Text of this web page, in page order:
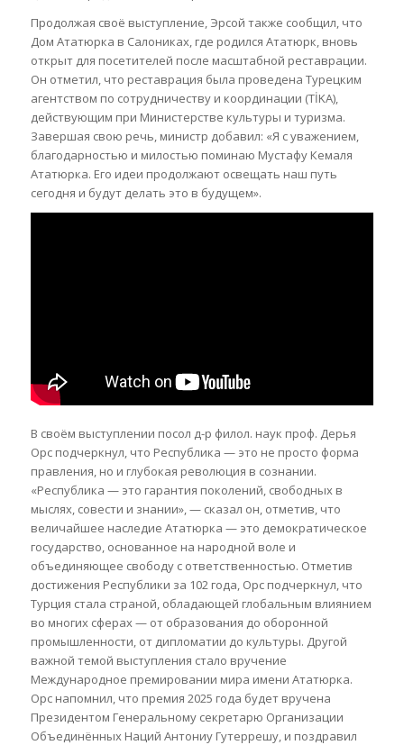
Продолжая своё выступление, Эрсой также сообщил, что
Дом Ататюрка в Салониках, где родился Ататюрк, вновь
открыт для посетителей после масштабной реставрации.
Он отметил, что реставрация была проведена Турецким
агентством по сотрудничеству и координации (TİKA),
действующим при Министерстве культуры и туризма.
Завершая свою речь, министр добавил: «Я с уважением,
благодарностью и милостью поминаю Мустафу Кемаля
Ататюрка. Его идеи продолжают освещать наш путь
сегодня и будут делать это в будущем».
В своём выступлении посол д-р филол. наук проф. Дерья
Орс подчеркнул, что Республика — это не просто форма
правления, но и глубокая революция в сознании.
«Республика — это гарантия поколений, свободных в
мыслях, совести и знании», — сказал он, отметив, что
величайшее наследие Ататюрка — это демократическое
государство, основанное на народной воле и
объединяющее свободу с ответственностью. Отметив
достижения Республики за 102 года, Орс подчеркнул, что
Турция стала страной, обладающей глобальным влиянием
во многих сферах — от образования до оборонной
промышленности, от дипломатии до культуры. Другой
важной темой выступления стало вручение
Международное премировании мира имени Ататюрка.
Орс напомнил, что премия 2025 года будет вручена
Президентом Генеральному секретарю Организации
Объединённых Наций Антониу Гутеррешу, и поздравил